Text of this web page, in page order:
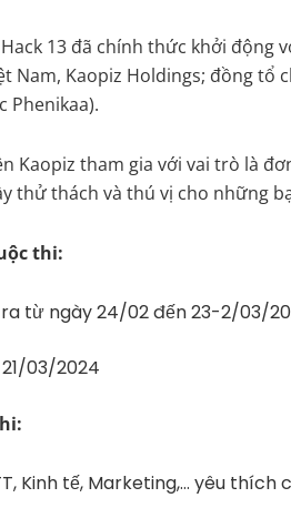
13 đã chính thức khởi động
Nam, Kaopiz Holdings; đồng tổ
Phenikaa).
Kaopiz tham gia với vai trò là
thử thách và thú vị cho những
thi:
ra từ ngày 24/02 đến 23-2/03/
03/2024
Kinh tế, Marketing,… yêu thích